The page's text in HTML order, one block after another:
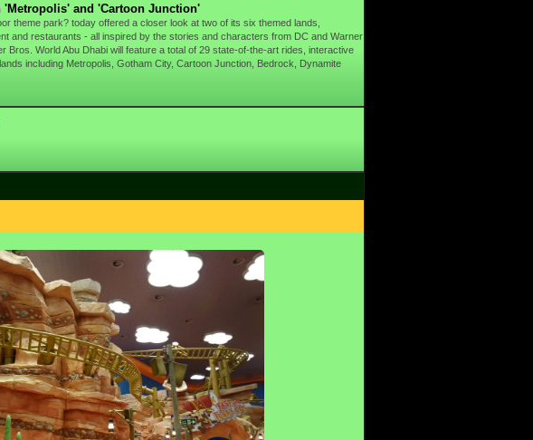
'Metropolis' and 'Cartoon Junction'
theme park? today offered a closer look at two of its six themed lands,
and restaurants - all inspired by the stories and characters from DC and Warner
Bros. World Abu Dhabi will feature a total of 29 state-of-the-art rides, interactive
including Metropolis, Gotham City, Cartoon Junction, Bedrock, Dynamite